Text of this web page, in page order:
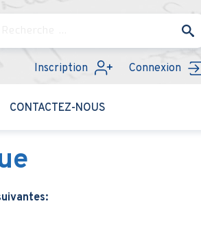
Inscription Connexion
CONTACTEZ-NOUS